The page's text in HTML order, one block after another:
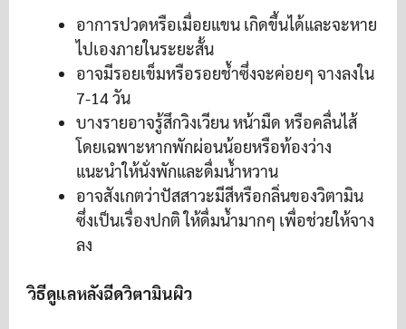
อาการปวดหรือเมื่อยแขน เกิดขึ้นได้และจะหาย
ไปเองภายในระยะสั้น
อาจมีรอยเข็มหรือรอยช้ำซึ่งจะค่อยๆ จางลงใน
7-14 วัน
บางรายอาจรู้สึกวิงเวียน หน้ามืด หรือคลื่นไส้
โดยเฉพาะหากพักผ่อนน้อยหรือท้องว่าง
แนะนำให้นั่งพักและดื่มน้ำหวาน
อาจสังเกตว่าปัสสาวะมีสีหรือกลิ่นของวิตามิน
ซึ่งเป็นเรื่องปกติ ให้ดื่มน้ำมากๆ เพื่อช่วยให้จาง
ลง
วิธีดูแลหลังฉีดวิตามินผิว